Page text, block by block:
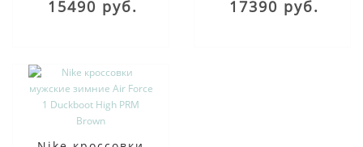
15490 руб. 17390 руб.